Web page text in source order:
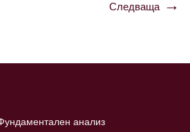
Следваща
анализ